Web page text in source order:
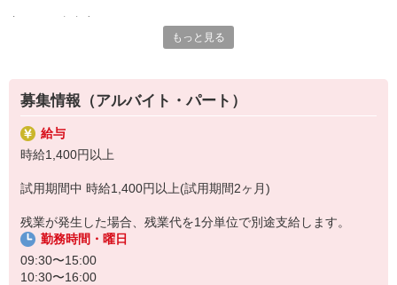
入社後は先輩たちが優しくフォローしながら進めますので、
安心してお仕事を始められます。
【会社について】
給食受託の外資系大手企業、コンパスグループ・ジャパン。
全国約1,500ヵ所で「コントラクトフードサービス」を展開して
います
〇小鉢や付け合わせをお皿に盛り付ける
調理員が調理を行う為、包丁などは基本的には使いません。
料理が苦手、普段は料理をあまりしないという方もご安心下さい♪
盛り付けのお仕事が終わったら、料理提供の準備や洗い場など、
別の担当のお手伝いをお願いすることもあります◎
もっと見る
募集情報（アルバイト・パート）
給与
時給1,400円以上
試用期間中 時給1,400円以上(試用期間2ヶ月)
残業が発生した場合、残業代を1分単位で別途支給します。
勤務時間・曜日
09:30〜15:00
10:30〜16:00